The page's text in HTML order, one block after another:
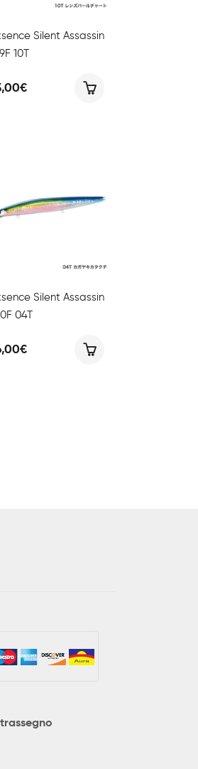
Silent Assassin
10T
€
Silent Assassin
04T
€